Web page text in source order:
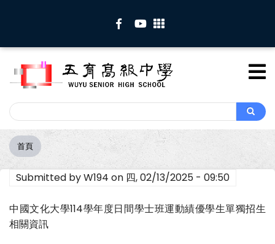
內
Search
Search
導
航
連
首頁
Submitted byW194 on 四, 02/13/2025 - 09:50
中國文化大學114學年度日間學士班運動績優學生單獨招生
相關資訊